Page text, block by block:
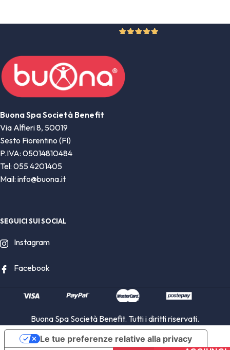
Buona Spa Società Benefit
Via Alfieri 8, 50019
Sesto Fiorentino (FI)
P.IVA: 05014810484
Tel: 055 4201405
Mail: info@buona.it
SEGUICI SUI SOCIAL
Instagram
Facebook
Buona Spa Società Benefit. Tutti i diritti riservati.
Le tue preferenze relative alla privacy